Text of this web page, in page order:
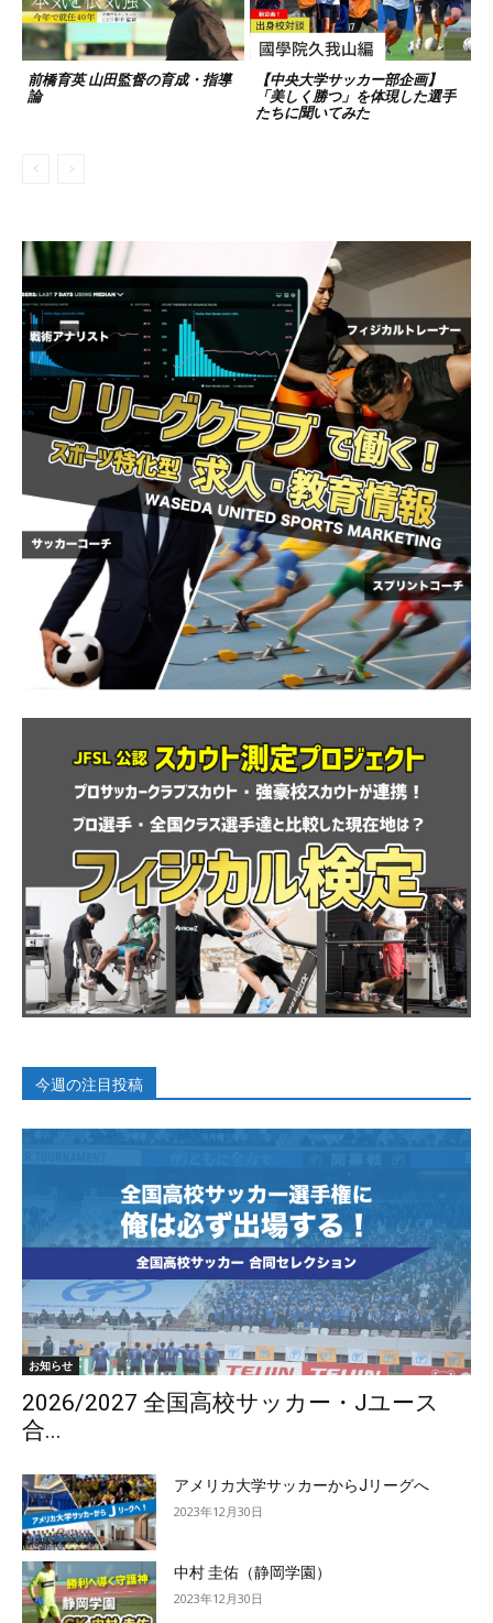
前橋育英 山田監督の育成・指導
論
【中央大学サッカー部企画】
「美しく勝つ」を体現した選手
たちに聞いてみた
今週の注目投稿
お知らせ
2026/2027 全国高校サッカー・Jユース
合...
アメリカ大学サッカーからJリーグへ
2023年12月30日
中村 圭佑（静岡学園）
2023年12月30日